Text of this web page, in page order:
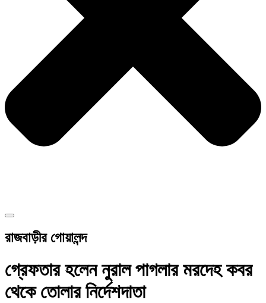
রাজবাড়ীর গোয়ালন্দ
গ্রেফতার হলেন নুরাল পাগলার মরদেহ কবর
থেকে তোলার নির্দেশদাতা